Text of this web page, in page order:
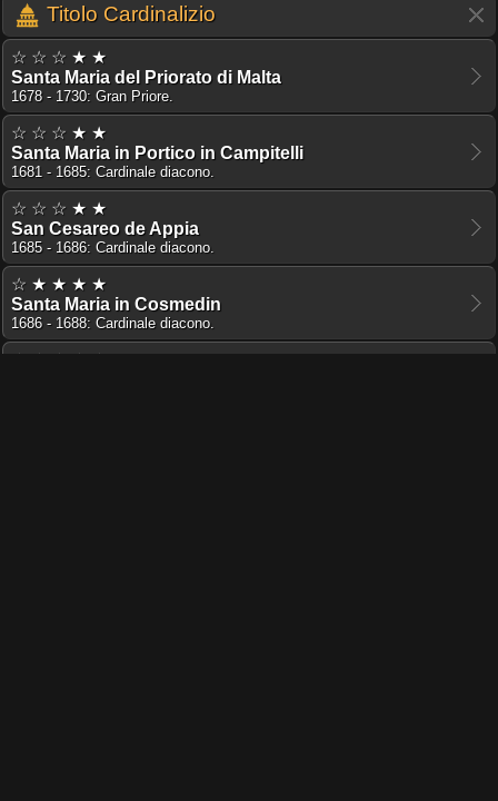
Titolo Cardinalizio
☆ ☆ ☆ ★ ★
Santa Maria del Priorato di Malta
1678 - 1730: Gran Priore.
☆ ☆ ☆ ★ ★
Santa Maria in Portico in Campitelli
1681 - 1685: Cardinale diacono.
☆ ☆ ☆ ★ ★
San Cesareo de Appia
1685 - 1686: Cardinale diacono.
☆ ★ ★ ★ ★
Santa Maria in Cosmedin
1686 - 1688: Cardinale diacono.
☆ ☆ ☆ ★ ★